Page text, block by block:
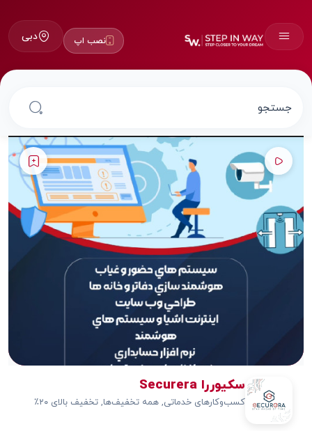
نصب اپ دبی
سکیوررا Securera
کسب‌وکارهای خدماتی, همه تخفیف‌ها, تخفیف بالای ۲۰٪